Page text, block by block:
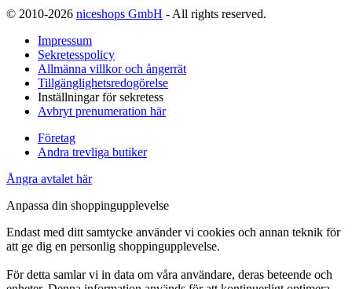
© 2010-2026 niceshops GmbH - All rights reserved.
Impressum
Sekretesspolicy
Allmänna villkor och ångerrät
Tillgänglighetsredogörelse
Inställningar för sekretess
Avbryt prenumeration här
Företag
Andra trevliga butiker
Ångra avtalet här
Anpassa din shoppingupplevelse
Endast med ditt samtycke använder vi cookies och annan teknik för
att ge dig en personlig shoppingupplevelse.
För detta samlar vi in data om våra användare, deras beteende och